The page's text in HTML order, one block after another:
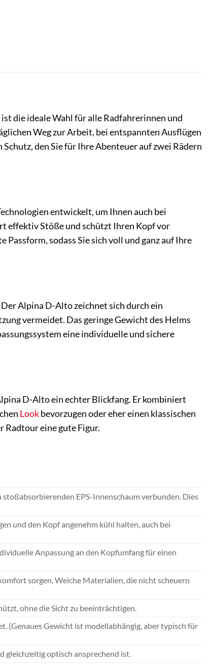
die ideale Wahl für alle Radfahrerinnen und
Weg zur Arbeit, bei entspannten Ausflügen
den Sie für Ihre Abenteuer auf zwei Rädern
entwickelt, um Ihnen auch bei
effektiv Stöße und schützt Ihren Kopf vor
sodass Sie sich voll und ganz auf Ihre
Alpina D-Alto zeichnet sich durch ein
vermeidet. Das geringe Gewicht des Helms
eine individuelle und sichere
D-Alto ein echter Blickfang. Er kombiniert
Lookbevorzugen oder eher einen klassischen
Radtour eine gute Figur.
EPS-Innenschaum verbunden. Dies
und den Kopf angenehm kühl halten, auch bei
Anpassung an den Kopfumfang für einen
sorgen. Weiche Materialien, die nicht scheuern
ohne die Sicht zu beeinträchtigen.
(Genaues Gewicht ist modellabhängig, aber typisch für
gleichzeitig optisch ansprechend ist.